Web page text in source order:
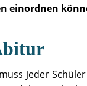
einordnen
jeder